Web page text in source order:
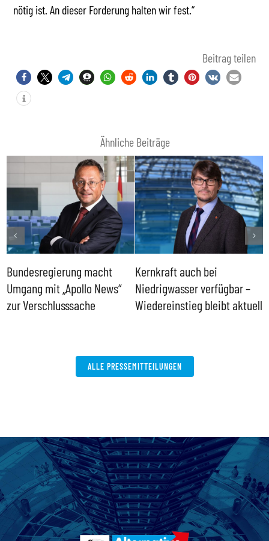
nötig ist. An dieser Forderung halten wir fest.“
Beitrag teilen
Ähnliche Beiträge
Bundesregierung macht
Umgang mit „Apollo News“
zur Verschlusssache
Kernkraft auch bei
Niedrigwasser verfügbar –
Wiedereinstieg bleibt aktuell
ALLE PRESSEMITTEILUNGEN